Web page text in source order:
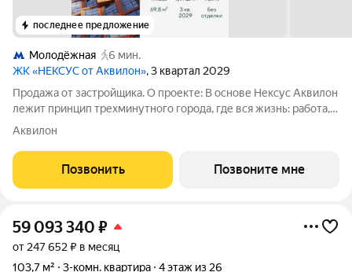
последнее предложение
Молодёжная
6 мин.
ЖК «НЕКСУС от Аквилон», 3 квартал 2029
Продажа от застройщика. О проекте: В основе Нексус Аквилон
лежит принцип трехминутного города, где вся жизнь: работа,
отдых, здоровье, общение и культура сосредоточены в
кардинально
Аквилон
Позвонить Позвоните мне
59 093 340 ₽
от 247 652 ₽ в месяц
103,7 м²
3-комн. квартира 4 этаж из 26